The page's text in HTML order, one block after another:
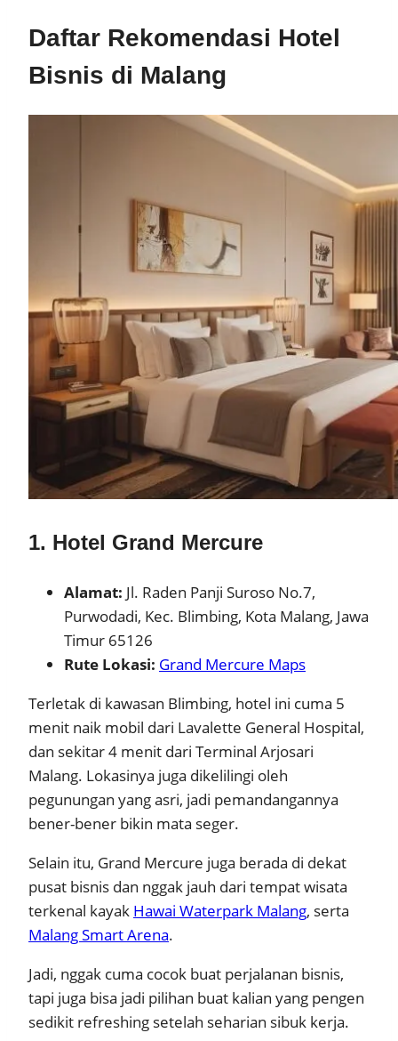
Daftar Rekomendasi Hotel
Bisnis di Malang
1. Hotel Grand Mercure
Alamat: Jl. Raden Panji Suroso No.7,
Purwodadi, Kec. Blimbing, Kota Malang, Jawa
Timur 65126
Rute Lokasi: Grand Mercure Maps
Terletak di kawasan Blimbing, hotel ini cuma 5
menit naik mobil dari Lavalette General Hospital,
dan sekitar 4 menit dari Terminal Arjosari
Malang. Lokasinya juga dikelilingi oleh
pegunungan yang asri, jadi pemandangannya
bener-bener bikin mata seger.
Selain itu, Grand Mercure juga berada di dekat
pusat bisnis dan nggak jauh dari tempat wisata
terkenal kayak Hawai Waterpark Malang, serta
Malang Smart Arena.
Jadi, nggak cuma cocok buat perjalanan bisnis,
tapi juga bisa jadi pilihan buat kalian yang pengen
sedikit refreshing setelah seharian sibuk kerja.